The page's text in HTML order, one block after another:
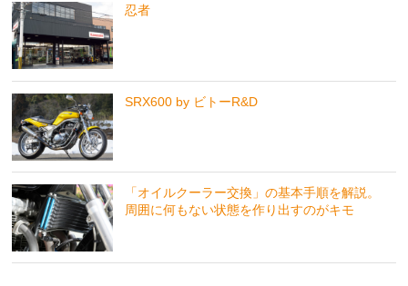
忍者
SRX600 by ビトーR&D
「オイルクーラー交換」の基本手順を解説。
周囲に何もない状態を作り出すのがキモ